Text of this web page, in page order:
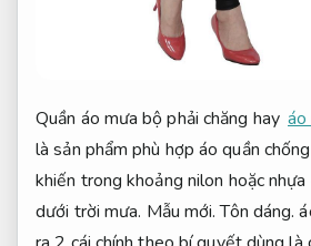
Quần áo mưa bộ phải chăng hay
là sản phẩm phù hợp áo quần
khiến trong khoảng nilon hoặc
dưới trời mưa. Mẫu mới. Tôn dáng.